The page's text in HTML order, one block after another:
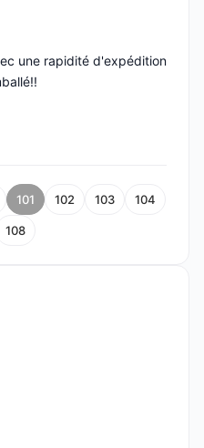
une rapidité d'expédition
101 102 103 104
108